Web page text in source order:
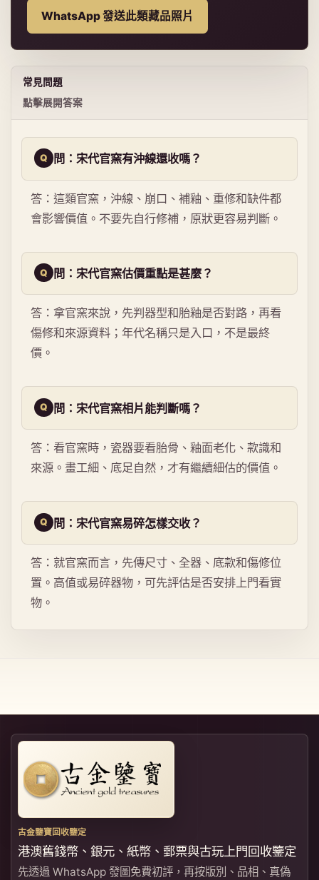
WhatsApp 發送此類藏品照片
常見問題
點擊展開答案
問：宋代官窯有沖線還收嗎？
答：這類官窯，沖線、崩口、補釉、重修和缺件都
會影響價值。不要先自行修補，原狀更容易判斷。
問：宋代官窯估價重點是甚麼？
答：拿官窯來說，先判器型和胎釉是否對路，再看
傷修和來源資料；年代名稱只是入口，不是最終
價。
問：宋代官窯相片能判斷嗎？
答：看官窯時，瓷器要看胎骨、釉面老化、款識和
來源。畫工細、底足自然，才有繼續細估的價值。
問：宋代官窯易碎怎樣交收？
答：就官窯而言，先傳尺寸、全器、底款和傷修位
置。高值或易碎器物，可先評估是否安排上門看實
物。
古金鑒寶回收鑒定
港澳舊錢幣、銀元、紙幣、郵票與古玩上門回收鑒定
先透過 WhatsApp 發圖免費初評，再按版別、品相、真偽